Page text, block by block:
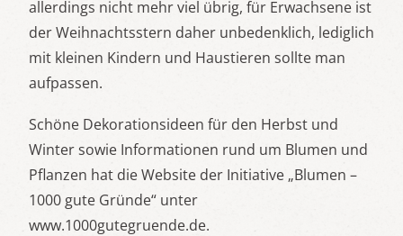
allerdings nicht mehr viel übrig, für Erwachsene ist
der Weihnachtsstern daher unbedenklich, lediglich
mit kleinen Kindern und Haustieren sollte man
aufpassen.
Schöne Dekorationsideen für den Herbst und
Winter sowie Informationen rund um Blumen und
Pflanzen hat die Website der Initiative „Blumen –
1000 gute Gründe“ unter
www.1000gutegruende.de.